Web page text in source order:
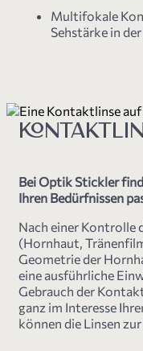
Multifokale
Sehstärke in
Bei Optik Stickler
Ihren Bedürfnissen
Nach einer Kontrolle
(Hornhaut,
Geometrie der
eine ausführliche
Gebrauch der
ganz im Interesse
können die Linsen